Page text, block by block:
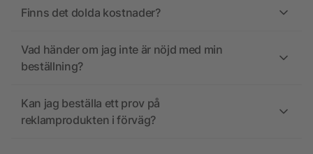
Finns det dolda kostnader?
Vad händer om jag inte är nöjd med min
beställning?
Kan jag beställa ett prov på
reklamprodukten i förväg?